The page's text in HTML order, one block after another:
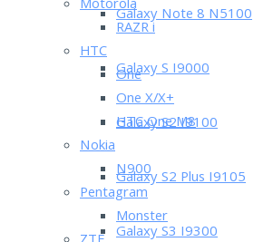
Galaxy Note 8 N5100
Galaxy S I9000
Galaxy S2 I9100
Galaxy S2 Plus I9105
Galaxy S3 I9300
Motorola
RAZR i
HTC
One
One X/X+
HTC One M8
Nokia
N900
Pentagram
Monster